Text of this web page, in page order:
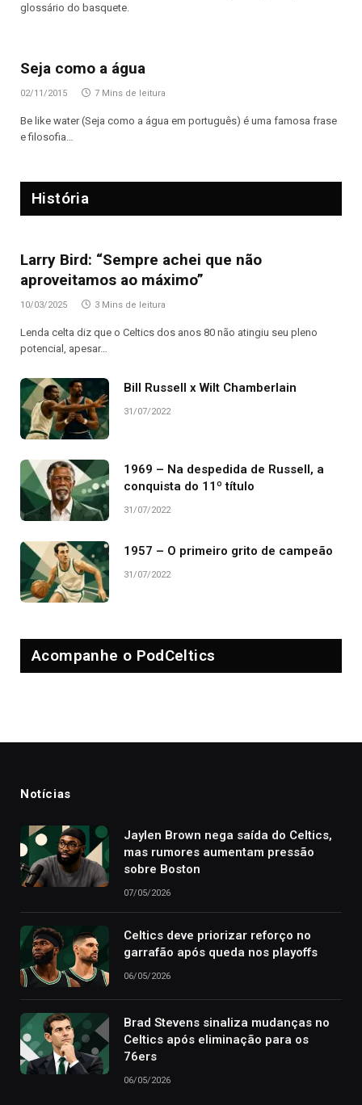
glossário do basquete.
Seja como a água
02/11/2015 7 Mins de leitura
Be like water (Seja como a água em português) é uma famosa frase
e filosofia…
História
Larry Bird: “Sempre achei que não
aproveitamos ao máximo”
10/03/2025 3 Mins de leitura
Lenda celta diz que o Celtics dos anos 80 não atingiu seu pleno
potencial, apesar…
Bill Russell x Wilt Chamberlain
31/07/2022
1969 – Na despedida de Russell, a
conquista do 11º título
31/07/2022
1957 – O primeiro grito de campeão
31/07/2022
Acompanhe o PodCeltics
Notícias
Jaylen Brown nega saída do Celtics,
mas rumores aumentam pressão
sobre Boston
07/05/2026
Celtics deve priorizar reforço no
garrafão após queda nos playoffs
06/05/2026
Brad Stevens sinaliza mudanças no
Celtics após eliminação para os
76ers
06/05/2026